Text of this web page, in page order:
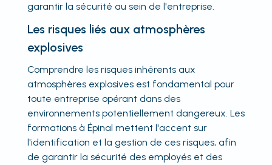
garantir la sécurité au sein de l'entreprise.
Les risques liés aux atmosphères
explosives
Comprendre les risques inhérents aux
atmosphères explosives est fondamental pour
toute entreprise opérant dans des
environnements potentiellement dangereux. Les
formations à Épinal mettent l'accent sur
l'identification et la gestion de ces risques, afin
de garantir la sécurité des employés et des